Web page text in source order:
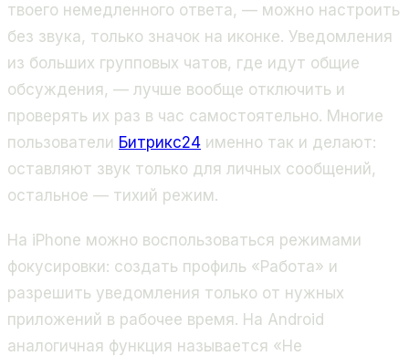
твоего немедленного ответа, — можно настроить
без звука, только значок на иконке. Уведомления
из больших групповых чатов, где идут общие
обсуждения, — лучше вообще отключить и
проверять их раз в час самостоятельно. Многие
пользователи Битрикс24 именно так и делают:
оставляют звук только для личных сообщений,
остальное — тихий режим.
На iPhone можно воспользоваться режимами
фокусировки: создать профиль «Работа» и
разрешить уведомления только от нужных
приложений в рабочее время. На Android
аналогичная функция называется «Не